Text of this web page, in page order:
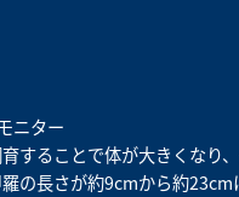
ニター
することで体が大きくなり
の長さが約9cmから約